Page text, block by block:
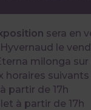
sera en
le
milonga sur
horaires suivants
partir de 17h
à partir de 17h